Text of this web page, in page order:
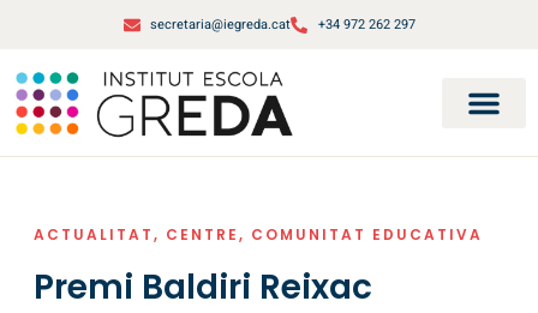
secretaria@iegreda.cat +34 972 262 297
ACTUALITAT, CENTRE, COMUNITAT EDUCATIVA
Premi Baldiri Reixac